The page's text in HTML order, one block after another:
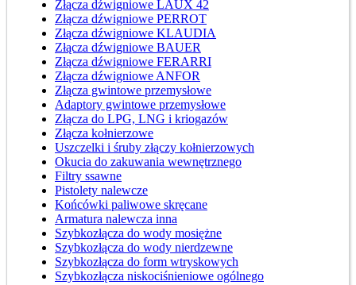
Złącza dźwigniowe LAUX 42
Złącza dźwigniowe PERROT
Złącza dźwigniowe KLAUDIA
Złącza dźwigniowe BAUER
Złącza dźwigniowe FERARRI
Złącza dźwigniowe ANFOR
Złącza gwintowe przemysłowe
Adaptory gwintowe przemysłowe
Złącza do LPG, LNG i kriogazów
Złącza kołnierzowe
Uszczelki i śruby złączy kołnierzowych
Okucia do zakuwania wewnętrznego
Filtry ssawne
Pistolety nalewcze
Końcówki paliwowe skręcane
Armatura nalewcza inna
Szybkozłącza do wody mosiężne
Szybkozłącza do wody nierdzewne
Szybkozłącza do form wtryskowych
Szybkozłącza niskociśnieniowe ogólnego